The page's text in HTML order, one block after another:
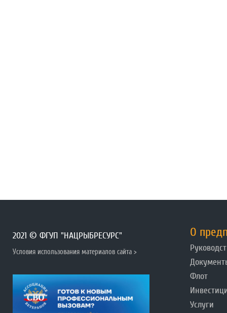
2021 © ФГУП "НАЦРЫБРЕСУРС"
Условия использования материалов сайта >
О
Флот
Услуги